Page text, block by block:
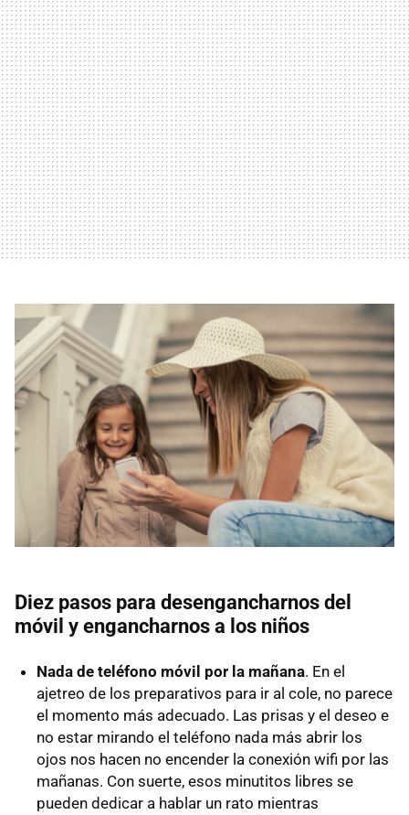
Diez pasos para desengancharnos del
móvil y engancharnos a los niños
Nada de teléfono móvil por la mañana. En el
ajetreo de los preparativos para ir al cole, no parece
el momento más adecuado. Las prisas y el deseo e
no estar mirando el teléfono nada más abrir los
ojos nos hacen no encender la conexión wifi por las
mañanas. Con suerte, esos minutitos libres se
pueden dedicar a hablar un rato mientras